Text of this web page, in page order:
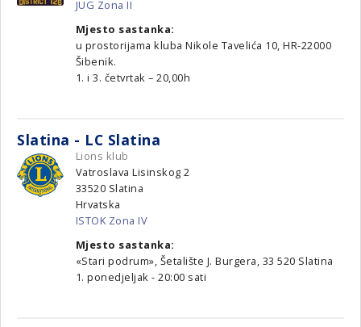
JUG Zona II
Mjesto sastanka:
u prostorijama kluba Nikole Tavelića 10, HR-22000
Šibenik.
1. i 3. četvrtak – 20,00h
Slatina - LC Slatina
Lions klub
Vatroslava Lisinskog 2
33520 Slatina
Hrvatska
ISTOK Zona IV
Mjesto sastanka:
«Stari podrum», Šetalište J. Burgera, 33 520 Slatina
1. ponedjeljak - 20:00 sati